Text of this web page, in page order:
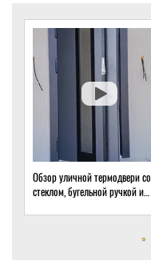
Обзор уличной термодвери со
стеклом, бугельной ручкой и